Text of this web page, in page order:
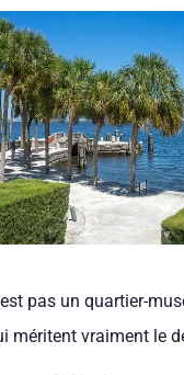
pas un quartier-
méritent vraiment le